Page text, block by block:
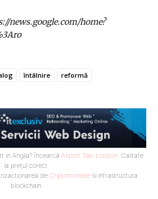
news.google.com/home?
întâlnire reformă
in Anglia? Încearcă Airport Taxi London. Calitate
la prețul corect.
de Criptomonede si infrastructura
blockchain.